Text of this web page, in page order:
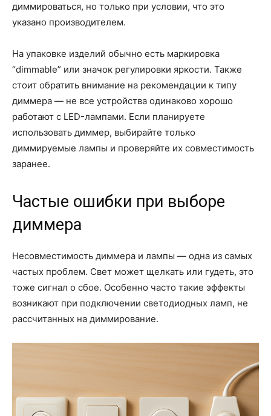
диммироваться, но только при условии, что это
указано производителем.
На упаковке изделий обычно есть маркировка
“dimmable” или значок регулировки яркости. Также
стоит обратить внимание на рекомендации к типу
диммера — не все устройства одинаково хорошо
работают с LED-лампами. Если планируете
использовать диммер, выбирайте только
диммируемые лампы и проверяйте их совместимость
заранее.
Частые ошибки при выборе
диммера
Несовместимость диммера и лампы — одна из самых
частых проблем. Свет может щелкать или гудеть, это
тоже сигнал о сбое. Особенно часто такие эффекты
возникают при подключении светодиодных ламп, не
рассчитанных на диммирование.